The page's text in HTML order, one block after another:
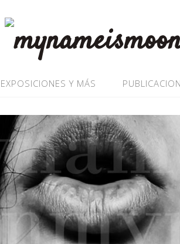
EXPOSICIONES Y MÁS